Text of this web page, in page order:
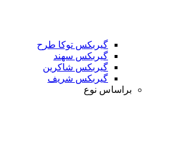
گیربکس توکا طرح
گیربکس سهند
گیربکس شاکرین
گیربکس شریف
براساس نوع